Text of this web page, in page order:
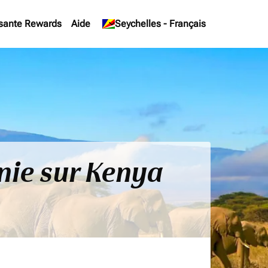
Rewards Aide Seychelles - Français
keyboard_arrow_down
sur Kenya